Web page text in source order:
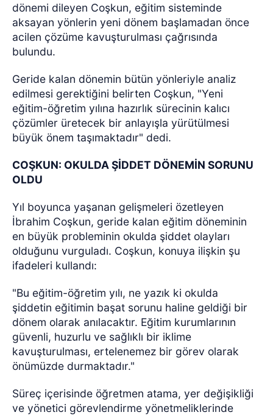
dönemi dileyen Coşkun, eğitim sisteminde
aksayan yönlerin yeni dönem başlamadan önce
acilen çözüme kavuşturulması çağrısında
bulundu.
Geride kalan dönemin bütün yönleriyle analiz
edilmesi gerektiğini belirten Coşkun, "Yeni
eğitim-öğretim yılına hazırlık sürecinin kalıcı
çözümler üretecek bir anlayışla yürütülmesi
büyük önem taşımaktadır" dedi.
COŞKUN: OKULDA ŞİDDET DÖNEMİN SORUNU
OLDU
Yıl boyunca yaşanan gelişmeleri özetleyen
İbrahim Coşkun, geride kalan eğitim döneminin
en büyük probleminin okulda şiddet olayları
olduğunu vurguladı. Coşkun, konuya ilişkin şu
ifadeleri kullandı:
"Bu eğitim-öğretim yılı, ne yazık ki okulda
şiddetin eğitimin başat sorunu haline geldiği bir
dönem olarak anılacaktır. Eğitim kurumlarının
güvenli, huzurlu ve sağlıklı bir iklime
kavuşturulması, ertelenemez bir görev olarak
önümüzde durmaktadır."
Süreç içerisinde öğretmen atama, yer değişikliği
ve yönetici görevlendirme yönetmeliklerinde